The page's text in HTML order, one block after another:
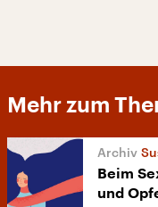
Mehr zum
Beim
und